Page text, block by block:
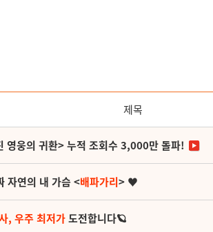
제목
영웅의 귀환> 누적 조회수 3,000만 돌파!
자연의 내 가슴 <배파가리> ♥
, 우주 최저가도전합니다🪐